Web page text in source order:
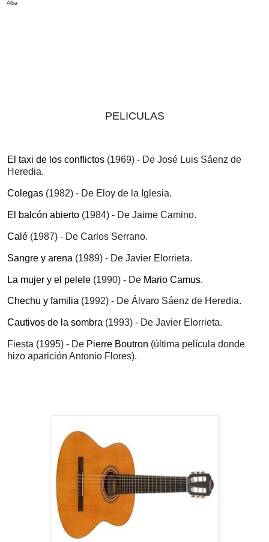
Alba
PELICULAS
El taxi de los conflictos(1969) - De José Luis Sáenz de
Heredia.
Colegas(1982) - De Eloy de la Iglesia.
El balcón abierto(1984) - De Jaime Camino.
Calé(1987) - De Carlos Serrano.
Sangre y arena (1989) - De Javier Elorrieta.
La mujer y el pelele(1990) - De Mario Camus.
Chechu y familia(1992) - De Álvaro Sáenz de Heredia.
Cautivos de la sombra (1993) - De Javier Elorrieta.
Fiesta (1995) - De Pierre Boutron (última película donde
hizo aparición Antonio Flores).